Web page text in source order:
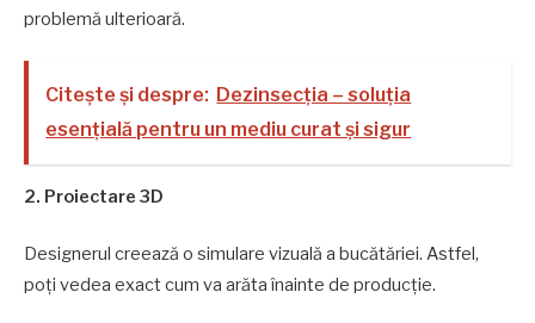
problemă ulterioară.
Citește și despre: Dezinsecția – soluția
esențială pentru un mediu curat și sigur
2. Proiectare 3D
Designerul creează o simulare vizuală a bucătăriei. Astfel,
poți vedea exact cum va arăta înainte de producție.